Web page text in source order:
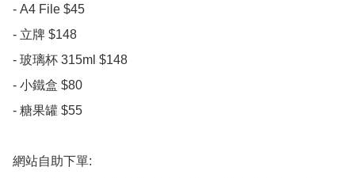
- A4 File $45
- 立牌 $148
- 玻璃杯 315ml $148
- 小鐵盒 $80
- 糖果罐 $55
網站自助下單: